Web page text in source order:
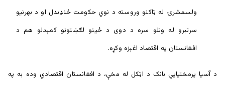
ولسمشرۍ له ټاکنو وروسته د نوي حکومت ځنډېدل او د بهرنيو
سرتېرو له وتلو سره د دوی د ځينو لګښتونو کمېدلو هم د
افغانستان په اقتصاد اغېزه وکړه.
د آسیا پرمختیايي بانک د اټکل له مخې، د افغانستان اقتصادي وده به په